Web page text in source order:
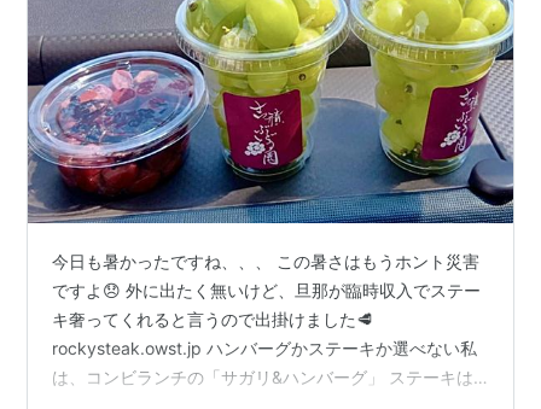
【喪中の場合】
感謝の気持ちを表すものであるから、自分と相手のどち
らが喪中であっても、贈ることに問題はない。ただし四
十九日前など、不幸からあまり時間が経っていなくて気
になる場合は、少し時期をずらして「暑中御見舞い」な
どで無地のしで贈る方法もある。
お中元の由来
古代中国には道教の天神信仰があり、上元（1月15
日）、中元（7月15日）、下元（10月15日）の三元の日
今日も暑かったですね、、、 この暑さはもうホント災害
ですよ😞 外に出たく無いけど、旦那が臨時収入でステー
キ奢ってくれると言うので出掛けました🥩
rockysteak.owst.jp ハンバーグかステーキか選べない私
は、コンビランチの「サガリ&ハンバーグ」 ステーキは